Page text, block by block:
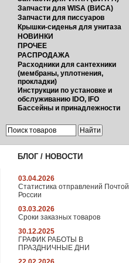
Запчасти для WISA (ВИСА)
Запчасти для писсуаров
Крышки-сиденья для унитаза
НОВИНКИ
ПРОЧЕЕ
РАСПРОДАЖА
Расходники для сантехники
(мембраны, уплотнения,
прокладки)
Инструкции по установке и
обслуживанию IDO, IFO
Бассейны и принадлежности
БЛОГ / НОВОСТИ
03.04.2026
Статистика отправлений Почтой
России
03.03.2026
Сроки заказных товаров
30.12.2025
ГРАФИК РАБОТЫ В
ПРАЗДНИЧНЫЕ ДНИ